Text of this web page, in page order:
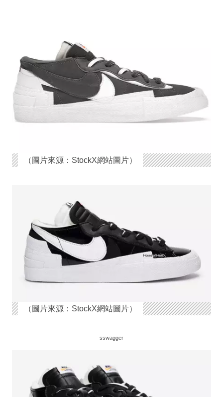
（圖片來源：StockX網站圖片）
（圖片來源：StockX網站圖片）
sswagger